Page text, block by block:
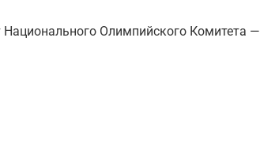
Олимпийского Комитета —